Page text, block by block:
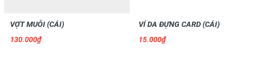
VỢT MUỖI (CÁI)
130.000₫
VÍ DA ĐỰNG CARD (CÁI)
15.000₫